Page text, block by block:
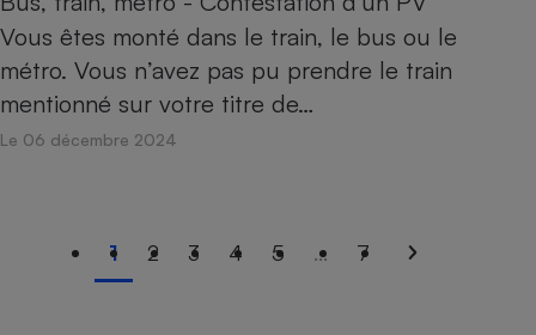
Vous êtes monté dans le train, le bus ou le
métro. Vous n’avez pas pu prendre le train
mentionné sur votre titre de…
Le 06 décembre 2024
1 2 3 4 5 ... 7